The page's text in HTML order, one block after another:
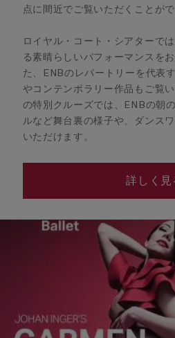
点に間近でご覧いただくことがで
ロイヤル・コート・シアターで
る素晴らしいパフォーマンスを
た、ENBのレパートリーを代表
やコンテンポラリー作品もご覧
の特別クルーズでは、ENBの朝
ルなど舞台裏の様子や、ダンス
いただけます。
詳しく見